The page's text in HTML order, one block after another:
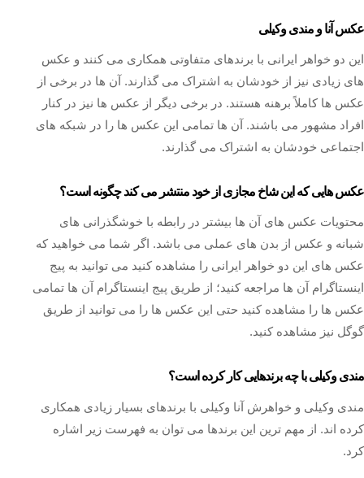
عکس آنا و مندی وکیلی
این دو خواهر ایرانی با برندهای متفاوتی همکاری می‌ کنند و عکس
های زیادی نیز از خودشان به اشتراک می‌ گذارند. آن ها در برخی از
عکس‌ ها کاملاً برهنه هستند. در برخی دیگر از عکس ها نیز در کنار
افراد مشهور می باشند. آن ها تمامی این عکس ها را در شبکه های
اجتماعی خودشان به اشتراک می گذارند.
عکس هایی که این شاخ مجازی از خود منتشر می کند چگونه است؟
محتویات عکس های آن ها بیشتر در رابطه با خوشگذرانی های
شبانه و عکس از بدن های عملی می باشد. اگر شما می خواهید که
عکس های این دو خواهر ایرانی را مشاهده کنید می توانید به پیج
اینستاگرام آن ها مراجعه کنید؛ از طریق پیج اینستاگرام آن ها تمامی
عکس ها را مشاهده کنید حتی این عکس ها را می توانید از طریق
گوگل نیز مشاهده کنید.
مندی وکیلی با چه برندهایی کار کرده است؟
مندی وکیلی و خواهرش آنا وکیلی با برندهای بسیار زیادی همکاری
کرده اند. از مهم ترین این برندها می توان به فهرست زیر اشاره
کرد.